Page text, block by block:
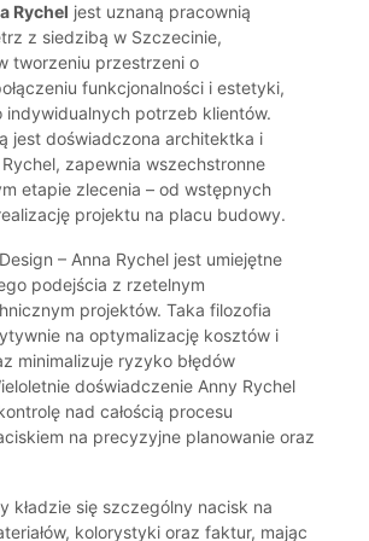
Rychel jest uznaną pracownią
z siedzibą w Szczecinie,
tworzeniu przestrzeni o
funkcjonalności i estetyki,
indywidualnych potrzeb klientów.
jest doświadczona architektka i
zapewnia wszechstronne
etapie zlecenia – od wstępnych
projektu na placu budowy.
– Anna Rychel jest umiejętne
podejścia z rzetelnym
projektów. Taka filozofia
na optymalizację kosztów i
minimalizuje ryzyko błędów
doświadczenie Anny Rychel
nad całością procesu
na precyzyjne planowanie oraz
kładzie się szczególny nacisk na
kolorystyki oraz faktur, mając